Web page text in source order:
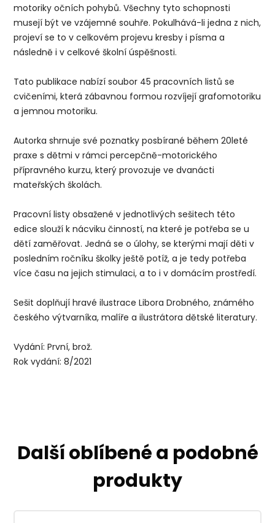
motoriky očních pohybů. Všechny tyto schopnosti
musejí být ve vzájemné souhře. Pokulhává-li jedna z nich,
projeví se to v celkovém projevu kresby i písma a
následně i v celkové školní úspěšnosti.
Tato publikace nabízí sou­bor 45 pracovních listů se
cvičeními, která zábavnou formou rozvíjejí grafomotoriku
a jemnou motoriku.
Autorka shrnuje své poznatky posbírané během 20leté
praxe s dětmi v rámci per­cepčně-motorického
přípravného kurzu, který provozuje ve dvanácti
mateřských školách.
Pracovní listy obsažené v jednotlivých sešitech této
edice slouží k nácviku činností, na které je potřeba se u
dětí zaměřovat. Jedná se o úlohy, se kterými mají děti v
posledním ročníku školky ještě potíž, a je tedy potřeba
více času na jejich sti­mulaci, a to i v domácím prostředí.
Sešit doplňují hravé ilustrace Libora Drobného, známého
českého výtvarníka, malíře a ilustrátora dětské literatury.
Vydání: První, brož.
Rok vydání: 8/2021
Další oblíbené a podobné
produkty